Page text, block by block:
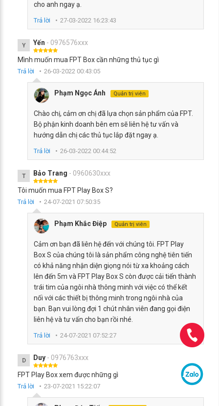
cho anh ngay ạ.
Trả lời 27-03-2022 16:23:43
Y Yến - 0976576xxx
Mình muốn mua FPT Box cần những thủ tục gì
Trả lời 26-03-2022 00:43:05
Phạm Ngọc Ánh Quản trị viên
Chào chị, cảm ơn chị đã lựa chọn sản phẩm của FPT.
Bộ phận kinh doanh bên em sẽ liên hệ tư vấn và
hướng dẫn chị các thủ tục lắp đặt ngay ạ.
Trả lời 26-03-2022 00:44:52
T Bảo Trang - 0960630xxx
Tôi muốn mua FPT Play Box S?
Trả lời 24-07-2021 07:50:35
Phạm Khắc Điệp Quản trị viên
Cảm ơn bạn đã liên hệ đến với chúng tôi. FPT Play
Box S của chúng tôi là sản phẩm công nghệ tiên tiến
có khả năng nhận diện giọng nói từ xa khoảng cách
lên đến 5m và FPT Play Box S còn được cải tiến thành
trái tim của ngôi nhà thông minh với việc có thể kết
nối với các thiết bị thông minh trong ngôi nhà của
bạn. Bạn vui lòng đợi 1 chút nhân viên đang gọi điện
liên hệ và tư vấn cho bạn rồi nhé.
Trả lời 24-07-2021 07:52:27
D Duy - 0976763xxx
FPT Play Box xem được những gì
Trả lời 23-07-2021 15:22:07